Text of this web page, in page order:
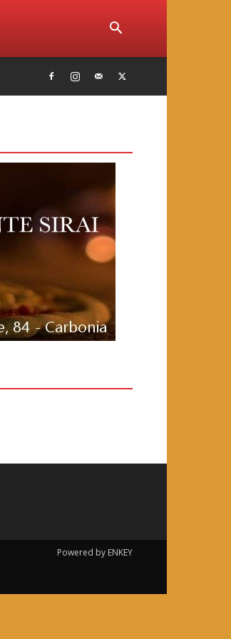
Powered by ENKEY